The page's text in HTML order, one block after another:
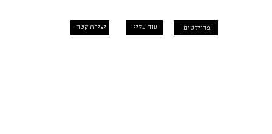
פרויקטים עוד עליי יצירת קשר